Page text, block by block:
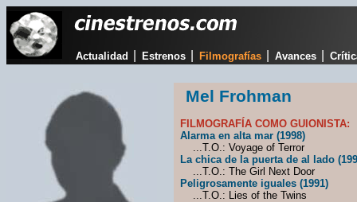
Actualidad Estrenos Filmografías Avances
Mel Frohman
FILMOGRAFÍA COMO GUIONISTA:
Alarma en alta mar (1998)
...T.O.: Voyage of Terror
La chica de la puerta de al lado
...T.O.: The Girl Next Door
Peligrosamente iguales (1991)
...T.O.: Lies of the Twins